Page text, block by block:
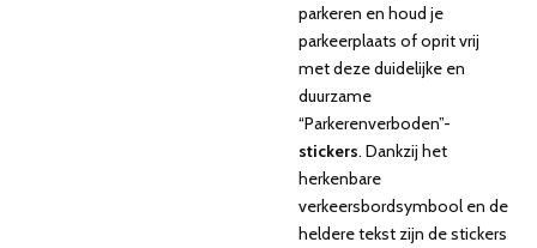
parkeren en houd je
parkeerplaats of oprit vrij
met deze duidelijke en
duurzame
“Parkerenverboden”-
stickers. Dankzij het
herkenbare
verkeersbordsymbool en de
heldere tekst zijn de stickers